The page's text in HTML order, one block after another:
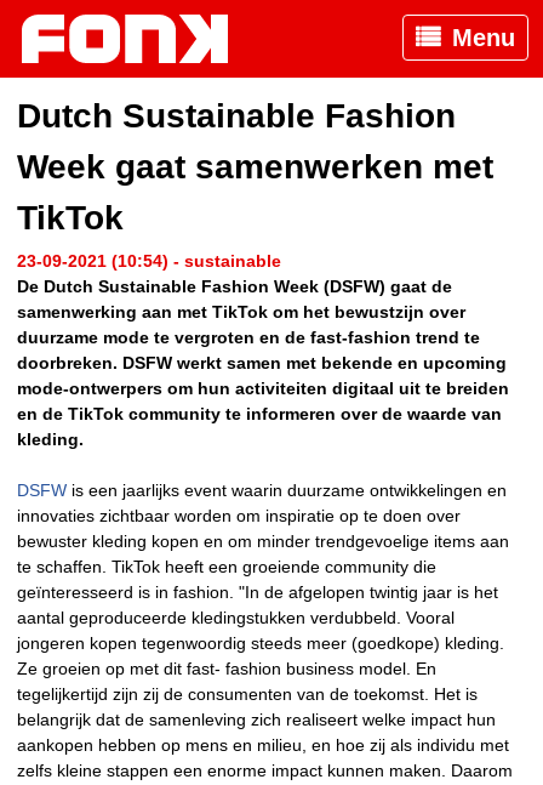
Menu
Dutch Sustainable Fashion
Week gaat samenwerken met
TikTok
23-09-2021 (10:54) - sustainable
De Dutch Sustainable Fashion Week (DSFW) gaat de
samenwerking aan met TikTok om het bewustzijn over
duurzame mode te vergroten en de fast-fashion trend te
doorbreken. DSFW werkt samen met bekende en upcoming
mode-ontwerpers om hun activiteiten digitaal uit te breiden
en de TikTok community te informeren over de waarde van
kleding.
DSFW is een jaarlijks event waarin duurzame ontwikkelingen en
innovaties zichtbaar worden om inspiratie op te doen over
bewuster kleding kopen en om minder trendgevoelige items aan
te schaffen. TikTok heeft een groeiende community die
geïnteresseerd is in fashion. "In de afgelopen twintig jaar is het
aantal geproduceerde kledingstukken verdubbeld. Vooral
jongeren kopen tegenwoordig steeds meer (goedkope) kleding.
Ze groeien op met dit fast- fashion business model. En
tegelijkertijd zijn zij de consumenten van de toekomst. Het is
belangrijk dat de samenleving zich realiseert welke impact hun
aankopen hebben op mens en milieu, en hoe zij als individu met
zelfs kleine stappen een enorme impact kunnen maken. Daarom